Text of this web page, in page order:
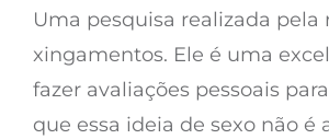
Uma pesquisa realizada pela
xingamentos. Ele é uma
fazer avaliações pessoais
que essa ideia de sexo não é